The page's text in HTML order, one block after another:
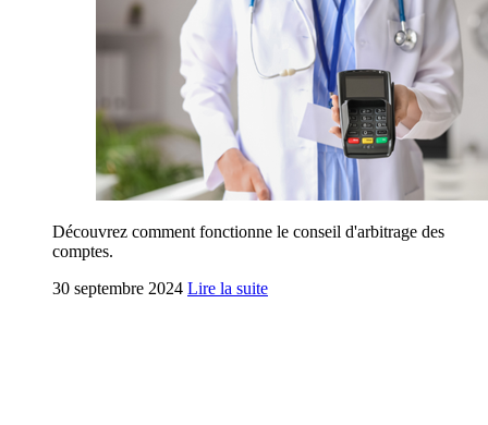
Découvrez comment fonctionne le conseil d'arbitrage des
comptes.
30 septembre 2024 Lire la suite